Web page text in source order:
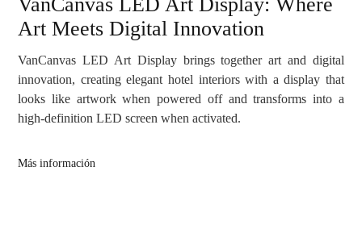
Art Meets Digital Innovation
VanCanvas LED Art Display brings together art and digital
innovation, creating elegant hotel interiors with a display that
looks like artwork when powered off and transforms into a
high-definition LED screen when activated.
Más información